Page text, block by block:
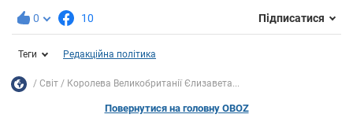
0 10 Підписатися
Теги Редакційна політика
Світ Королева Великобританії Єлизавета...
Повернутися на головну OBOZ